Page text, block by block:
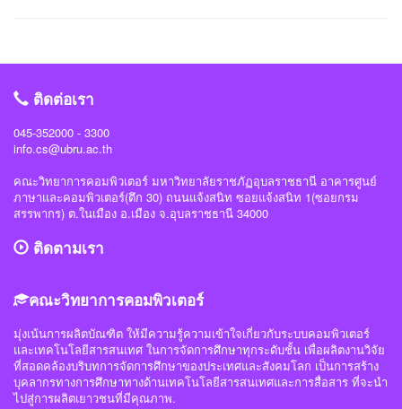
24 สถาบันการศึกษา รวมทีมมาเข้าร่วมทำการแข่งขันในโครงการจำนวน 60 ทีม
#มหาวิทยาลัยราชภัฏอุบลราชธานี
ติดต่อเรา
045-352000 - 3300
info.cs@ubru.ac.th
คณะวิทยาการคอมพิวเตอร์ มหาวิทยาลัยราชภัฏอุบลราชธานี อาคารศูนย์
ภาษาและคอมพิวเตอร์(ตึก 30) ถนนแจ้งสนิท ซอยแจ้งสนิท 1(ซอยกรม
สรรพากร) ต.ในเมือง อ.เมือง จ.อุบลราชธานี 34000
ติดตามเรา
คณะวิทยาการคอมพิวเตอร์
มุ่งเน้นการผลิตบัณฑิต ให้มีความรู้ความเข้าใจเกี่ยวกับระบบคอมพิวเตอร์
และเทคโนโลยีสารสนเทศ ในการจัดการศึกษาทุกระดับชั้น เพื่อผลิตงานวิจัย
ที่สอดคล้องบริบทการจัดการศึกษาของประเทศและสังคมโลก เป็นการสร้าง
บุคลากรทางการศึกษาทางด้านเทคโนโลยีสารสนเทศและการสื่อสาร ที่จะนำ
ไปสู่การผลิตเยาวชนที่มีคุณภาพ.